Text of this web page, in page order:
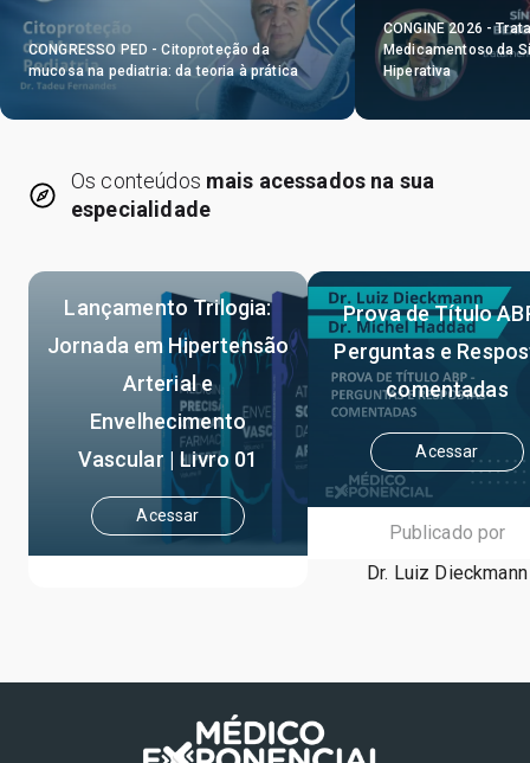
CONGRESSO PED - Citoproteção da
mucosa na pediatria: da teoria à prática
CONGINE 2026 -
Medicamentoso da
Hiperativa
Os conteúdos mais acessados na sua
especialidade
Lançamento Trilogia:
Jornada em Hipertensão
Arterial e
Envelhecimento
Vascular | Livro 01
Acessar
Prova de Título
Perguntas e
comentadas
Acessar
Publicado por
Dr. Luiz Dieckmann